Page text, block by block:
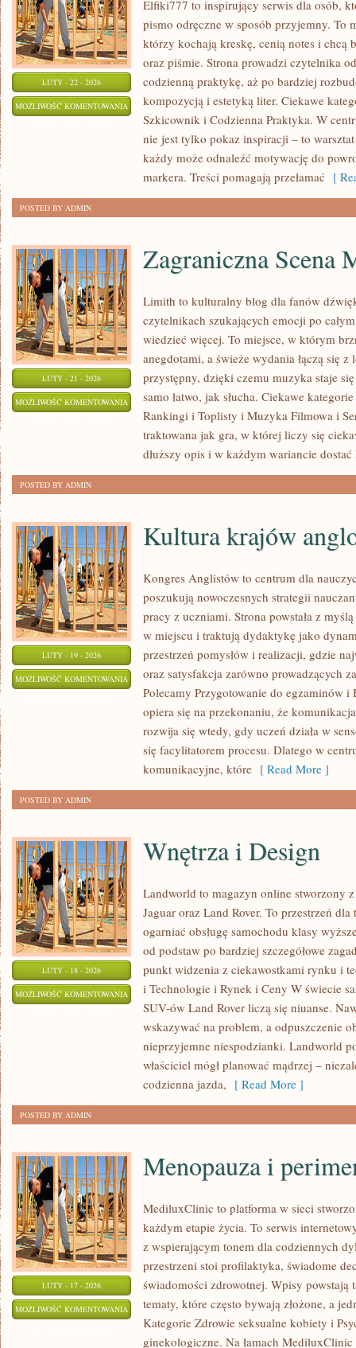
LUTY - 22 - 2026
MOŻLIWOŚĆ KOMENTOWANIA SZKICOWNIK
CODZIENNA
PRAKTYKA
Elfiki777 to inspirujący serwis dla osób,
pismo odręczne w sposób przyjemny. To
którzy kochają kreskę, cenią notes i chcą
oraz piśmie. Strona prowadzi czytelnika
codzienną praktykę, aż po bardziej
kompozycją i estetyką liter. Ciekawe
Szkicownik i Codzienna Praktyka. W
nie jest tylko pokaz inspiracji – to
każdy może odnaleźć motywację do
markera. Treści pomagają przełamać [
POSTED BY ADMIN
LUTY - 21 - 2026
MOŻLIWOŚĆ KOMENTOWANIA ZAGRANICZNA
SCENA
MUZYCZNA
Zagraniczna Scena
Limith to kulturalny blog dla fanów
czytelnikach szukających emocji po
wiedzieć więcej. To miejsce, w którym
anegdotami, a świeże wydania łączą się z
przystępny, dzięki czemu muzyka staje
samo łatwo, jak słucha. Ciekawe
Rankingi i Toplisty i Muzyka Filmowa i
traktowana jak gra, w której liczy się
dłuższy opis i w każdym wariancie
POSTED BY ADMIN
LUTY - 19 - 2026
MOŻLIWOŚĆ KOMENTOWANIA KULTURA
KRAJÓW
ANGLOJĘZYCZNYCH
Kultura krajów
Kongres Anglistów to centrum dla
poszukują nowoczesnych strategii
pracy z uczniami. Strona powstała z
w miejscu i traktują dydaktykę jako
przestrzeń pomysłów i realizacji, gdzie
oraz satysfakcja zarówno prowadzących
Polecamy Przygotowanie do egzaminów i
opiera się na przekonaniu, że
rozwija się wtedy, gdy uczeń działa w
się facylitatorem procesu. Dlatego w
komunikacyjne, które [ Read More ]
POSTED BY ADMIN
LUTY - 18 - 2026
MOŻLIWOŚĆ KOMENTOWANIA WNĘTRZA
DESIGN
Wnętrza i Design
Landworld to magazyn online stworzony
Jaguar oraz Land Rover. To przestrzeń
ogarniać obsługę samochodu klasy
od podstaw po bardziej szczegółowe
punkt widzenia z ciekawostkami rynku i
i Technologie i Rynek i Ceny W świecie
SUV-ów Land Rover liczą się niuanse.
wskazywać na problem, a odpuszczenie
nieprzyjemne niespodzianki. Landworld
właściciel mógł planować mądrzej –
codzienna jazda, [ Read More ]
POSTED BY ADMIN
LUTY - 17 - 2026
MOŻLIWOŚĆ KOMENTOWANIA MENOPAUZA
Menopauza i
MediluxClinic to platforma w sieci
każdym etapie życia. To serwis
z wspierającym tonem dla codziennych
przestrzeni stoi profilaktyka, świadome
świadomości zdrowotnej. Wpisy powstają
tematy, które często bywają złożone, a
Kategorie Zdrowie seksualne kobiety i
ginekologiczne. Na łamach